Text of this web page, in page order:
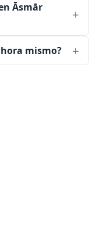
Āsmār
mismo?